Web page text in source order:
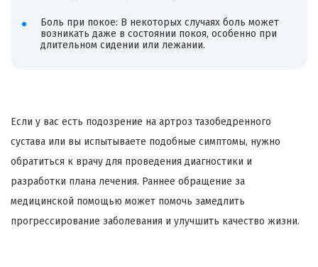
Боль при покое: В некоторых случаях боль может
возникать даже в состоянии покоя, особенно при
длительном сидении или лежании.
Если у вас есть подозрение на артроз тазобедренного
сустава или вы испытываете подобные симптомы, нужно
обратиться к врачу для проведения диагностики и
разработки плана лечения. Раннее обращение за
медицинской помощью может помочь замедлить
прогрессирование заболевания и улучшить качество жизни.